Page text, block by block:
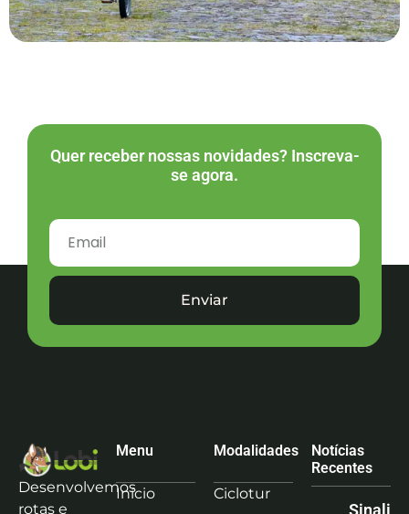
Quer receber nossas novidades? Inscreva-
se agora.
Enviar
Desenvolvemos
rotas e
Menu
Início
Modalidades
Ciclotur
Notícias
Recentes